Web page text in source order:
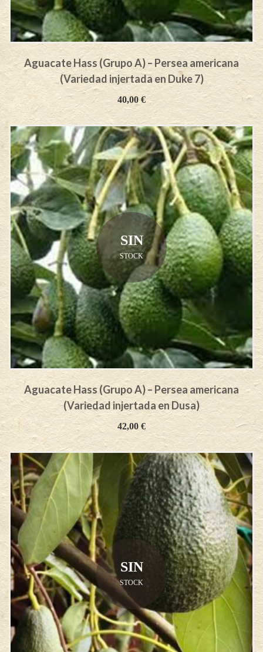
Aguacate Hass (Grupo A) – Persea americana
(Variedad injertada en Duke 7)
40,00 €
SIN
STOCK
Aguacate Hass (Grupo A) – Persea americana
(Variedad injertada en Dusa)
42,00 €
SIN
STOCK